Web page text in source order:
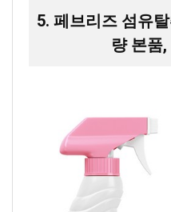
5. 페브리즈 섬유
량 본품